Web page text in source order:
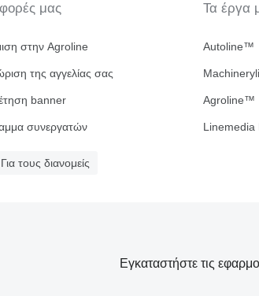
μας
στην Agroline
της αγγελίας σας
banner
συνεργατών
Για τους διανομείς
Τα έργα
Autoline™
Agroline™
Εγκαταστήστε τις